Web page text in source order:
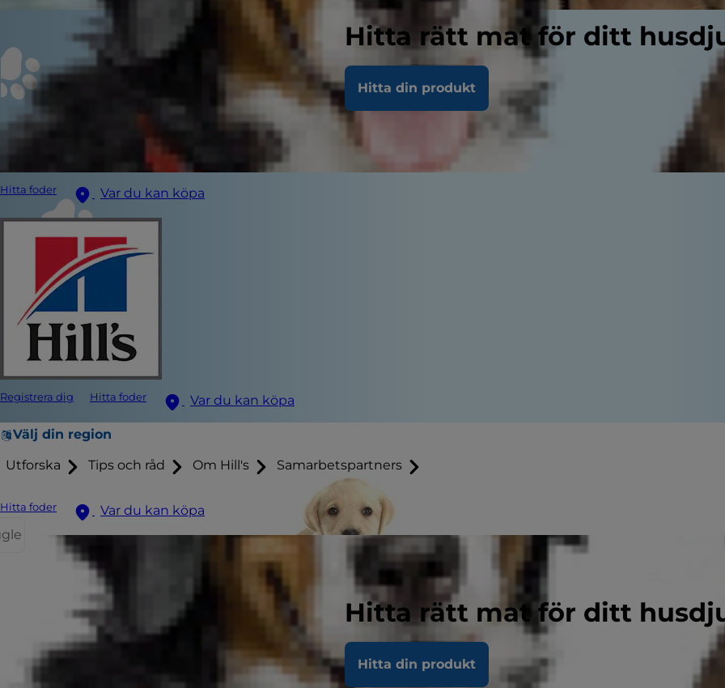
Hitta rätt mat för ditt
Hitta din produkt
Hitta foder Var du kan köpa
Registrera dig Hitta foder Var du kan köpa
Välj din region
Utforska Tips och råd Om Hill's Samarbetspartners
Hitta foder
Var du kan köpa
Hitta rätt mat för ditt
Hitta din produkt